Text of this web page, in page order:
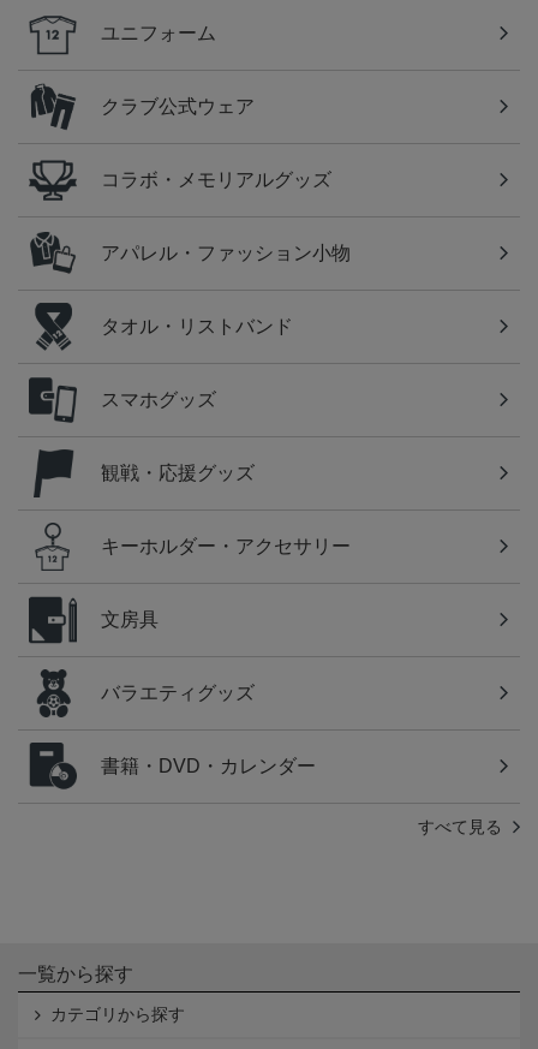
ユニフォーム
クラブ公式ウェア
コラボ・メモリアルグッズ
アパレル・ファッション小物
タオル・リストバンド
スマホグッズ
観戦・応援グッズ
キーホルダー・アクセサリー
文房具
バラエティグッズ
書籍・DVD・カレンダー
すべて見る
一覧から探す
カテゴリから探す